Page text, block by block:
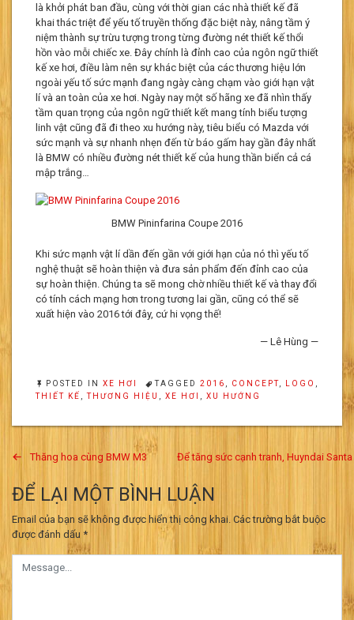
là khởi phát ban đầu, cùng với thời gian các nhà thiết kế đã
khai thác triệt để yếu tố truyền thống đặc biệt này, nâng tầm ý
niệm thành sự trừu tượng trong từng đường nét thiết kế thổi
hồn vào mỗi chiếc xe. Đây chính là đỉnh cao của ngôn ngữ thiết
kế xe hơi, điều làm nên sự khác biệt của các thương hiệu lớn
ngoài yếu tố sức mạnh đang ngày càng chạm vào giới hạn vật
lí và an toàn của xe hơi. Ngày nay một số hãng xe đã nhìn thấy
tầm quan trọng của ngôn ngữ thiết kết mang tính biểu tượng
linh vật cũng đã đi theo xu hướng này, tiêu biểu có Mazda với
sức mạnh và sự nhanh nhẹn đến từ báo gấm hay gần đây nhất
là BMW có nhiều đường nét thiết kế của hung thần biển cả cá
mập trắng…
BMW Pininfarina Coupe 2016
Khi sức mạnh vật lí dần đến gần với giới hạn của nó thì yếu tố
nghệ thuật sẽ hoàn thiện và đưa sản phẩm đến đỉnh cao của
sự hoàn thiện. Chúng ta sẽ mong chờ nhiều thiết kế và thay đổi
có tính cách mạng hơn trong tương lai gần, cũng có thể sẽ
xuất hiện vào 2016 tới đây, cứ hi vọng thế!
— Lê Hùng —
POSTED IN XE HƠI TAGGED 2016 CONCEPT LOGO
THIẾT KẾ
,THƯƠNG HIỆU XE HƠI XU HƯỚNG
Điều
hướng
bài
viết
Thăng hoa cùng BMW M3 Để tăng sức cạnh tranh, Huyndai
ĐỂ LẠI MỘT BÌNH LUẬN
Email của bạn sẽ không được hiển thị công khai. Các trường bắt buộc
được đánh dấu *